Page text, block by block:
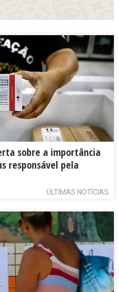
sobre a importância
responsável pela
ÚLTIMAS NOTÍCIAS